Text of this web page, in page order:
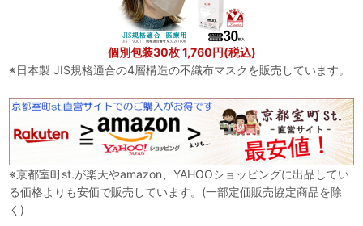
個別包装30枚 1,760円(税込)
※日本製 JIS規格適合の4層構造の不織布マスクを販売しています。
※京都室町st.が楽天やamazon、YAHOOショッピングに出品してい
る価格よりも安価で販売しています。(一部定価販売協定商品を除
く)